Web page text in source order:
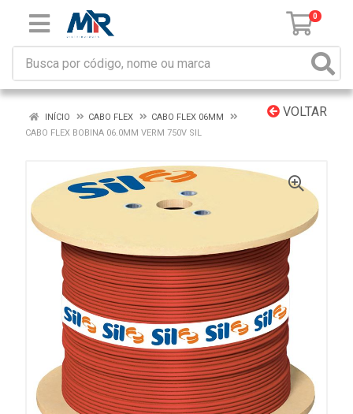
0
VOLTAR
INÍCIO CABO FLEX
CABO FLEX 06MM
CABO FLEX BOBINA 06.0MM VERM 750V SIL